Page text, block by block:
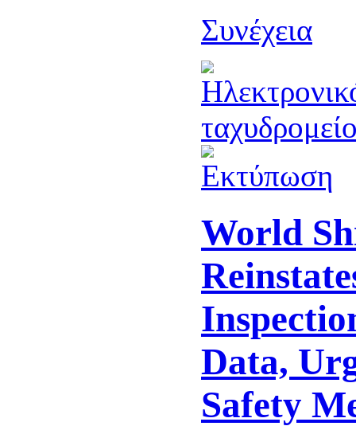
Συνέχεια
World
Data,
Safety